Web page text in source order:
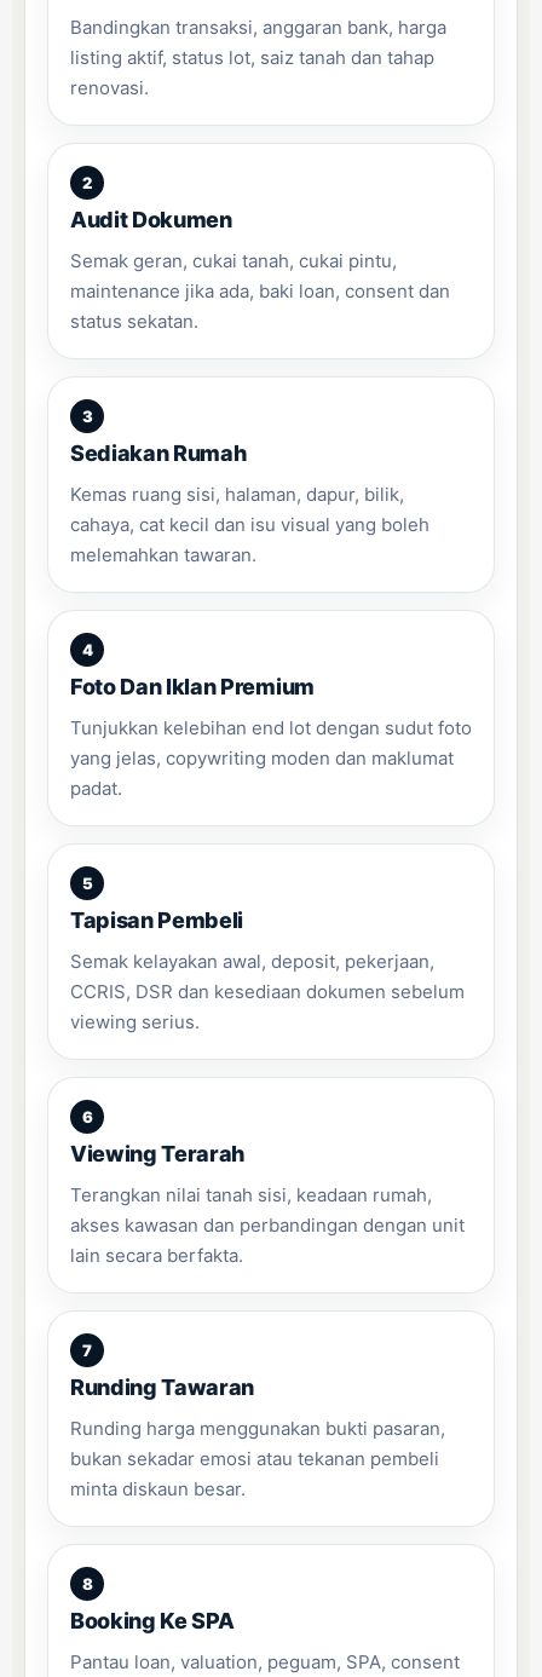
Bandingkan transaksi, anggaran bank, harga
listing aktif, status lot, saiz tanah dan tahap
renovasi.
Audit Dokumen
Semak geran, cukai tanah, cukai pintu,
maintenance jika ada, baki loan, consent dan
status sekatan.
Sediakan Rumah
Kemas ruang sisi, halaman, dapur, bilik,
cahaya, cat kecil dan isu visual yang boleh
melemahkan tawaran.
Foto Dan Iklan Premium
Tunjukkan kelebihan end lot dengan sudut foto
yang jelas, copywriting moden dan maklumat
padat.
Tapisan Pembeli
Semak kelayakan awal, deposit, pekerjaan,
CCRIS, DSR dan kesediaan dokumen sebelum
viewing serius.
Viewing Terarah
Terangkan nilai tanah sisi, keadaan rumah,
akses kawasan dan perbandingan dengan unit
lain secara berfakta.
Runding Tawaran
Runding harga menggunakan bukti pasaran,
bukan sekadar emosi atau tekanan pembeli
minta diskaun besar.
Booking Ke SPA
Pantau loan, valuation, peguam, SPA, consent